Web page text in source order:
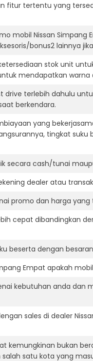
fitur tertentu yang
mobil Nissan
bonus2 lainnya
stok unit
mendapatkan
drive terlebih dahulu
berkendara.
yang
tingkat
secara cash/tunai
dealer atau
promo dan harga
cepat dibandingkan
beserta dengan
Empat apakah
kebutuhan anda dan
sales di dealer
kemungkinan bukan
satu kota yang